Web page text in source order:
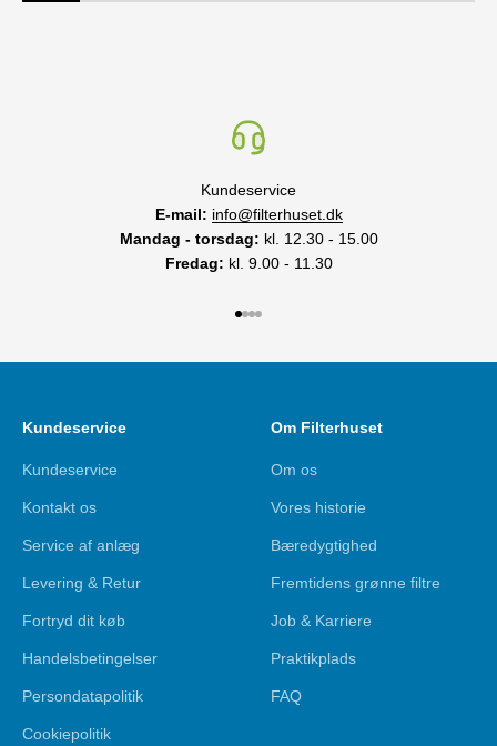
Kundeservice
E-mail: info@filterhuset.dk
Mandag - torsdag: kl. 12.30 - 15.00
Fredag: kl. 9.00 - 11.30
Kundeservice
Kundeservice
Kontakt os
Service af anlæg
Levering & Retur
Fortryd dit køb
Handelsbetingelser
Persondatapolitik
Cookiepolitik
Om Filterhuset
Om os
Vores historie
Bæredygtighed
Fremtidens grønne filtre
Job & Karriere
Praktikplads
FAQ